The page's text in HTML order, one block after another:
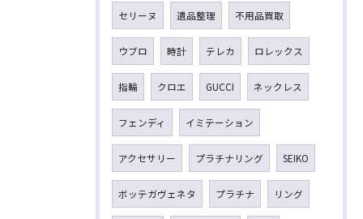
セリーヌ 遺品整理 不用品買取
ウブロ 時計 テレカ ロレックス
指輪 クロエ GUCCI ネックレス
フェンディ イミテーション
アクセサリー プラチナリング SEIKO
ボッテガヴェネタ プラチナ リング